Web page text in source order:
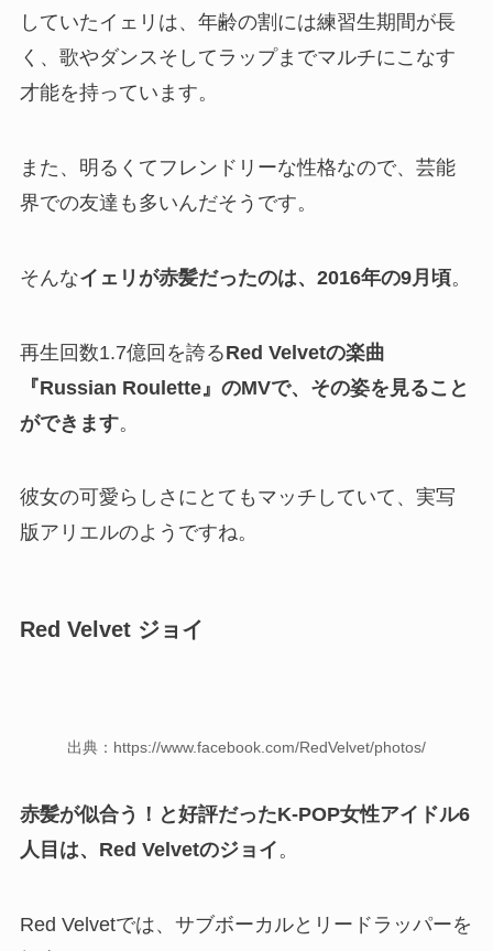
していたイェリは、年齢の割には練習生期間が長
く、歌やダンスそしてラップまでマルチにこなす
才能を持っています。
また、明るくてフレンドリーな性格なので、芸能
界での友達も多いんだそうです。
そんなイェリが赤髪だったのは、2016年の9月頃。
再生回数1.7億回を誇るRed Velvetの楽曲
『Russian Roulette』のMVで、その姿を見ること
ができます。
彼女の可愛らしさにとてもマッチしていて、実写
版アリエルのようですね。
Red Velvet ジョイ
出典：https://www.facebook.com/RedVelvet/photos/
赤髪が似合う！と好評だったK-POP女性アイドル6
人目は、Red Velvetのジョイ。
Red Velvetでは、サブボーカルとリードラッパーを